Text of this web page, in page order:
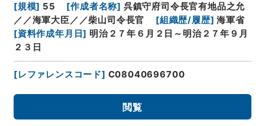
[規模] 55 [作成者名称] 呉鎮守府司令長官有地品之允
／／海軍大臣／／柴山司令長官
[組織歴/履歴] 海軍省
[資料作成年月日] 明治２７年６月２日～明治２７年９月
２３日
[レファレンスコード] C08040696700
閲覧